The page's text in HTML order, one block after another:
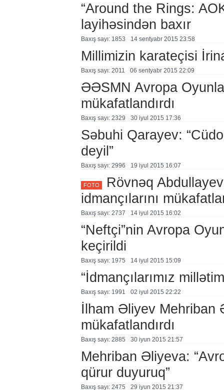
“Around the Rings:
layihəsindən baxır
Baxış sayı: 1853 14 sentyabr 2015 23:58
Millimizin karateçisi
Baxış sayı: 2011 06 sentyabr 2015 22:09
ƏƏSMN Avropa
mükafatlandırdı
Baxış sayı: 2329 30 i̇yul 2015 17:36
Səbuhi Qarayev:
deyil”
Baxış sayı: 2996 19 i̇yul 2015 16:07
FOTO
Rövnəq
idmançılarını
Baxış sayı: 2737 14 i̇yul 2015 16:02
“Neftçi”nin Avropa
keçirildi
Baxış sayı: 1975 14 i̇yul 2015 15:09
“İdmançılarımız
Baxış sayı: 1991 02 i̇yul 2015 22:22
İlham Əliyev Mehriban
mükafatlandırdı
Baxış sayı: 2885 30 i̇yun 2015 21:57
Mehriban Əliyeva:
qürur duyuruq”
Baxış sayı: 2475 29 i̇yun 2015 21:37